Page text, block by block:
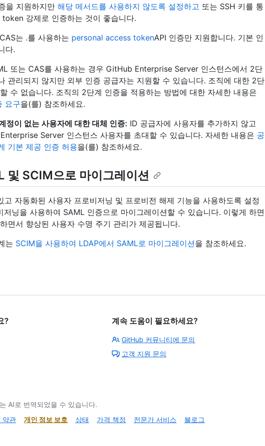
을 지원하지만 해당 메서드를 사용하지 않도록 설정하고 또는 SSH 키를 통
강제로 인증하는 것이 좋습니다.
는 .를 사용하는 personal access tokenAPI 인증만 지원합니다. 기본 인
다.
또는 CAS를 사용하는 경우 GitHub Enterprise Server 인스턴스에서 2단
관리되지 않지만 외부 인증 공급자는 지원할 수 있습니다. 조직에 대한 2단
수 없습니다. 조직의 2단계 인증을 적용하는 방법에 대한 자세한 내용은
요구을(를) 참조하세요.
정이 없는 사용자에 대한 대체 인증: ID 공급자에 사용자를 추가하지 않고
Server 인스턴스 사용자를 초대할 수 있습니다. 자세한 내용은 공
기본 제공 인증 허용을(를) 참조하세요.
및 SCIM으로 마이그레이션
고 자동화된 사용자 프로비저닝 및 프로비전 해제 기능을 사용하도록 설정
닝을 사용하여 SAML 인증으로 마이그레이션할 수 있습니다. 이렇게 하면
면서 향상된 사용자 수명 주기 관리가 제공됩니다.
는 SCIM을 사용하여 LDAP에서 SAML로 마이그레이션을 참조하세요.
? 계속 도움이 필요하세요?
GitHub 커뮤니티에 문의
고객 지원 문의
AI로 번역되었을 수 있습니다.
약관 개인 정보 보호 상태 가격 책정 전문가 서비스 블로그